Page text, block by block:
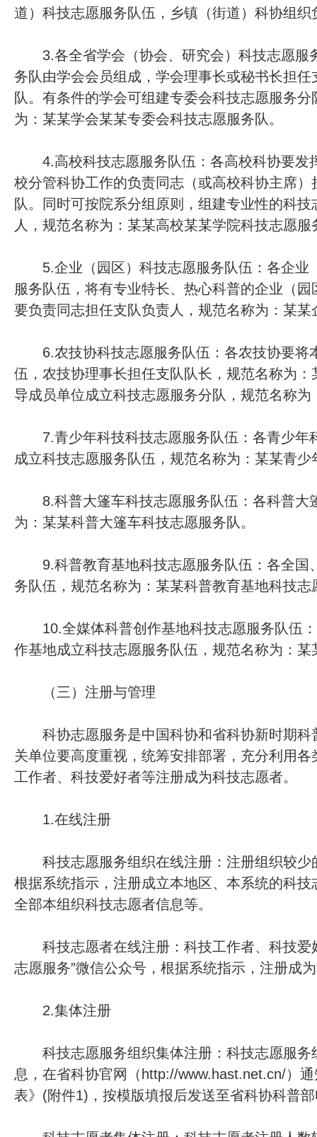
道）科技志愿服务队伍，乡镇（街道）科协组
3.各全省学会（协会、研究会）科技志愿服
务队由学会会员组成，学会理事长或秘书长担
队。有条件的学会可组建专委会科技志愿服务
为：某某学会某某专委会科技志愿服务队。
4.高校科技志愿服务队伍：各高校科协要发
校分管科协工作的负责同志（或高校科协主席
队。同时可按院系分组原则，组建专业性的科
人，规范名称为：某某高校某某学院科技志愿服
5.企业（园区）科技志愿服务队伍：各企业
服务队伍，将有专业特长、热心科普的企业（
要负责同志担任支队负责人，规范名称为：某
6.农技协科技志愿服务队伍：各农技协要将
伍，农技协理事长担任支队队长，规范名称为
导成员单位成立科技志愿服务分队，规范名称
7.青少年科技科技志愿服务队伍：各青少年
成立科技志愿服务队伍，规范名称为：某某青
8.科普大篷车科技志愿服务队伍：各科普大
为：某某科普大篷车科技志愿服务队。
9.科普教育基地科技志愿服务队伍：各全国
务队伍，规范名称为：某某科普教育基地科技志
10.全媒体科普创作基地科技志愿服务队伍：
作基地成立科技志愿服务队伍，规范名称为：
（三）注册与管理
科协志愿服务是中国科协和省科协新时期科
关单位要高度重视，统筹安排部署，充分利用
工作者、科技爱好者等注册成为科技志愿者。
1.在线注册
科技志愿服务组织在线注册：注册组织较少
根据系统指示，注册成立本地区、本系统的科
全部本组织科技志愿者信息等。
科技志愿者在线注册：科技工作者、科技爱
志愿服务”微信公众号，根据系统指示，注册成
2.集体注册
科技志愿服务组织集体注册：科技志愿服务
息，在省科协官网（http://www.hast.net.cn/）
表》(附件1)，按模版填报后发送至省科协科普